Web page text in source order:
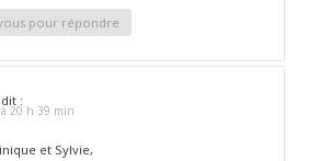
pour répondre
dit :
20 h 39 min
et Sylvie,